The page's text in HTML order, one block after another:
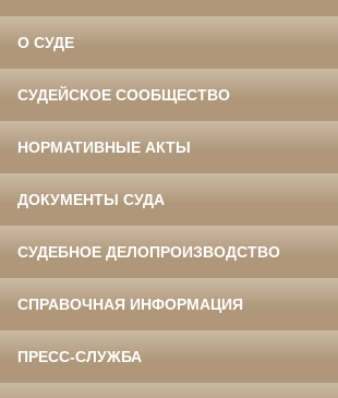
О СУДЕ
СУДЕЙСКОЕ СООБЩЕСТВО
НОРМАТИВНЫЕ АКТЫ
ДОКУМЕНТЫ СУДА
СУДЕБНОЕ ДЕЛОПРОИЗВОДСТВО
СПРАВОЧНАЯ ИНФОРМАЦИЯ
ПРЕСС-СЛУЖБА